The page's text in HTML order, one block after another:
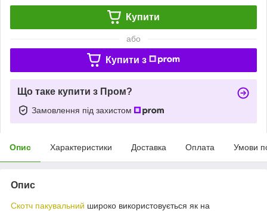
Купити
або
Купити з
Що таке купити з Пром?
Замовлення під захистом
Опис Характеристики Доставка Оплата Умови
Опис
Скотч пакувальний широко використовується як на